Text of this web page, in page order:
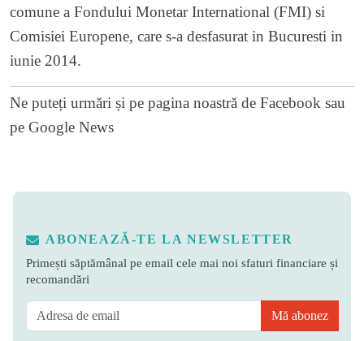
comune a Fondului Monetar International (FMI) si
Comisiei Europene, care s-a desfasurat in Bucuresti in
iunie 2014.
Ne puteți urmări și pe pagina noastră de Facebook sau
pe Google News
ABONEAZĂ-TE LA NEWSLETTER
Primești săptămânal pe email cele mai noi sfaturi financiare și
recomandări
Mă abonez